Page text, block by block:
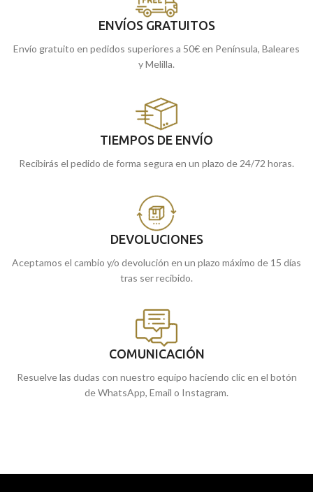
ENVÍOS GRATUITOS
Envío gratuito en pedidos superiores a 50€ en Península, Baleares
y Melilla.
TIEMPOS DE ENVÍO
Recibirás el pedido de forma segura en un plazo de 24/72 horas.
DEVOLUCIONES
Aceptamos el cambio y/o devolución en un plazo máximo de 15 días
tras ser recibido.
COMUNICACIÓN
Resuelve las dudas con nuestro equipo haciendo clic en el botón
de WhatsApp, Email o Instagram.